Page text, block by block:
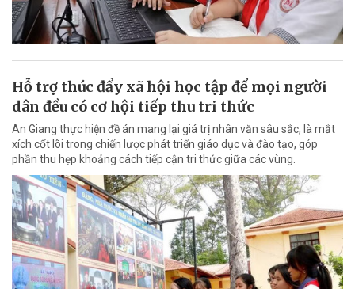
Hỗ trợ thúc đẩy xã hội học tập để mọi người
dân đều có cơ hội tiếp thu tri thức
An Giang thực hiện đề án mang lại giá trị nhân văn sâu sắc, là mắt
xích cốt lõi trong chiến lược phát triển giáo dục và đào tạo, góp
phần thu hẹp khoảng cách tiếp cận tri thức giữa các vùng.